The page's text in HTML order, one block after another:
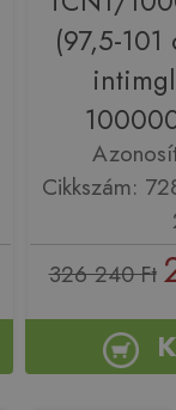
(97,5-
Cikkszám:
326 240 Ft